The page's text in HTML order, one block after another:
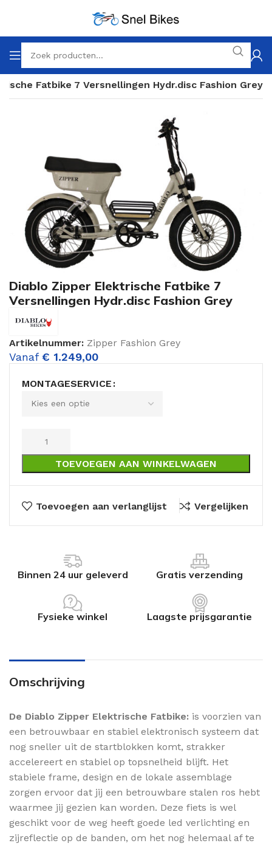
Fatbike 7 Versnellingen Hydr.disc Fashion Grey
Diablo Zipper Elektrische Fatbike 7
Versnellingen Hydr.disc Fashion Grey
Artikelnummer: Zipper Fashion Grey
Vanaf € 1.249,00
MONTAGESERVICE
TOEVOEGEN AAN WINKELWAGEN
Toevoegen aan verlanglijst Vergelijken
Binnen 24 uur geleverd Gratis verzending
Fysieke winkel Laagste prijsgarantie
Omschrijving
De Diablo Zipper Elektrische Fatbike: is voorzien van
een betrouwbaar en stabiel elektronisch systeem dat
nog sneller uit de startblokken komt, strakker
accelereert en stabiel op topsnelheid blijft. Het
stabiele frame, design en de lokale assemblage
zorgen ervoor dat jij een betrouwbare stalen ros hebt
waarmee jij gezien kan worden. Deze fiets is wel
geschikt voor de weg heeft goede led verlichting en
zijreflectie op de banden, om het nog helemaal af te